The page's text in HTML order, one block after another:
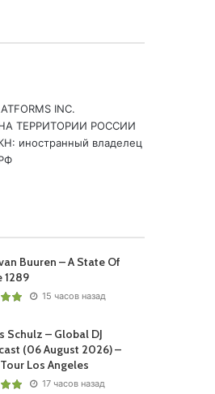
INC.
НА ТЕРРИТОРИИ РОССИИ
иностранный владелец
Buuren – A State Of
1289
15 часов назад
Schulz – Global DJ
(06 August 2026) –
Los Angeles
17 часов назад